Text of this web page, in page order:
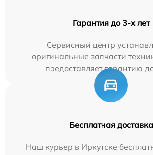
Гарантия до 3-х лет
Сервисный центр
оригинальные запчасти
предоставляет гарантию
Бесплатная доставка
Наш курьер в Иркутске